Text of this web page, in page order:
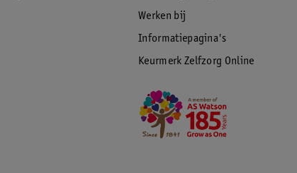
Werken bij
Informatiepagina's
Keurmerk Zelfzorg Online